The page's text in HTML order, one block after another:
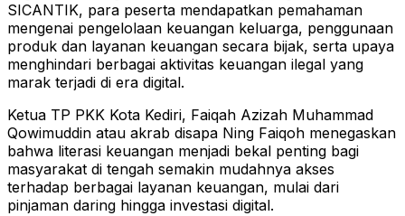
SICANTIK, para peserta mendapatkan pemahaman
mengenai pengelolaan keuangan keluarga, penggunaan
produk dan layanan keuangan secara bijak, serta upaya
menghindari berbagai aktivitas keuangan ilegal yang
marak terjadi di era digital.
Ketua TP PKK Kota Kediri, Faiqah Azizah Muhammad
Qowimuddin atau akrab disapa Ning Faiqoh menegaskan
bahwa literasi keuangan menjadi bekal penting bagi
masyarakat di tengah semakin mudahnya akses
terhadap berbagai layanan keuangan, mulai dari
pinjaman daring hingga investasi digital.